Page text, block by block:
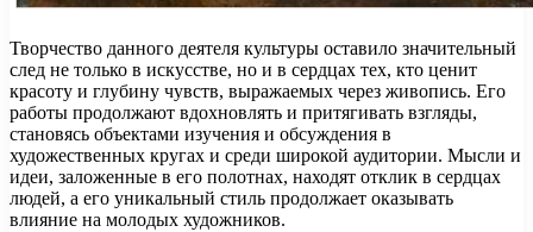
Творчество данного деятеля культуры оставило значительный
след не только в искусстве, но и в сердцах тех, кто ценит
красоту и глубину чувств, выражаемых через живопись. Его
работы продолжают вдохновлять и притягивать взгляды,
становясь объектами изучения и обсуждения в
художественных кругах и среди широкой аудитории. Мысли и
идеи, заложенные в его полотнах, находят отклик в сердцах
людей, а его уникальный стиль продолжает оказывать
влияние на молодых художников.